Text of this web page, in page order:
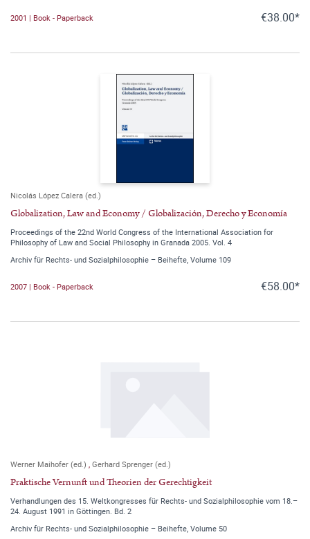
2001 | Book - Paperback €38.00*
Nicolás López Calera (ed.)
Globalization, Law and Economy / Globalización, Derecho y Economía
Proceedings of the 22nd World Congress of the International Association for
Philosophy of Law and Social Philosophy in Granada 2005. Vol. 4
Archiv für Rechts- und Sozialphilosophie – Beihefte, Volume 109
2007 | Book - Paperback €58.00*
Werner Maihofer (ed.) , Gerhard Sprenger (ed.)
Praktische Vernunft und Theorien der Gerechtigkeit
Verhandlungen des 15. Weltkongresses für Rechts- und Sozialphilosophie vom 18.–
24. August 1991 in Göttingen. Bd. 2
Archiv für Rechts- und Sozialphilosophie – Beihefte, Volume 50